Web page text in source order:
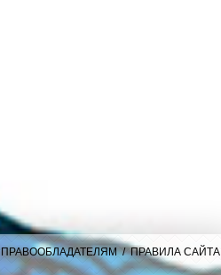
ПРАВООБЛАДАТЕЛЯМ/ПРАВИЛА САЙТА